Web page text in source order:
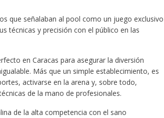
que señalaban al pool como un juego exclusivo
técnicas y precisión con el público en las
en Caracas para asegurar la diversión
Más que un simple establecimiento, es
activarse en la arena y, sobre todo,
de la mano de profesionales.
de la alta competencia con el sano